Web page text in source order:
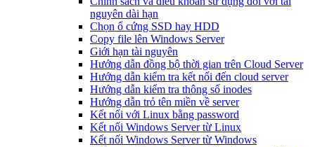
nguyên dài hạn
Chọn ổ cứng SSD hay HDD
Copy file lên Windows Server
Giới hạn tài nguyên
Hướng dẫn đồng bộ thời gian trên Cloud Server
Hướng dẫn kiểm tra kết nối đến cloud server
Hướng dẫn kiểm tra thông số inodes
Hướng dẫn trỏ tên miền về server
Kết nối với Linux bằng password
Kết nối Windows Server từ Linux
Kết nối Windows Server từ Windows